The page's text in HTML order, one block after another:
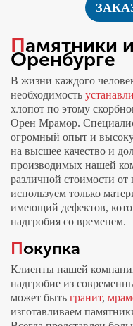
Памятники и надгробия в
Оренбурге
В жизни каждого
необходимость
хлопот по этому
Орен Мрамор.
огромный опыт и
на высшее качество и
производимых нашей
различной стоимости
используем только
имеющий дефектов,
надгробия со временем.
Покупка
Клиенты нашей
надгробие из
может быть гранит,
изготавливаем